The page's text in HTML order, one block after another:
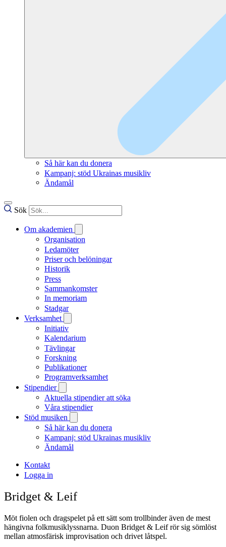
Så här kan du donera
Kampanj: stöd Ukrainas musikliv
Ändamål
Sök
Om akademien
Organisation
Ledamöter
Priser och belöningar
Historik
Press
Sammankomster
In memoriam
Stadgar
Verksamhet
Initiativ
Kalendarium
Tävlingar
Forskning
Publikationer
Programverksamhet
Stipendier
Aktuella stipendier att söka
Våra stipendier
Stöd musiken
Så här kan du donera
Kampanj: stöd Ukrainas musikliv
Ändamål
Kontakt
Logga in
Bridget & Leif
Möt fiolen och dragspelet på ett sätt som trollbinder även de mest
hängivna folkmusiklyssnarna. Duon Bridget & Leif rör sig sömlöst
mellan atmosfärisk improvisation och drivet låtspel.